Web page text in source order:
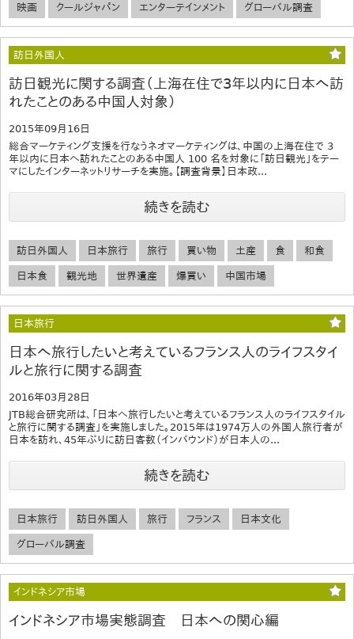
映画 クールジャパン エンターテインメント グローバル調査
訪日外国人
訪日観光に関する調査（上海在住で3年以内に日本へ訪
れたことのある中国人対象）
2015年09月16日
総合マーケティング支援を行なうネオマーケティングは、中国の上海在住で 3
年以内に日本へ訪れたことのある中国人 100 名を対象に「訪日観光」をテー
マにしたインターネットリサーチを実施。【調査背景】日本政...
続きを読む
訪日外国人 日本旅行 旅行 買い物 土産 食 和食
日本食 観光地 世界遺産 爆買い 中国市場
日本旅行
日本へ旅行したいと考えているフランス人のライフスタイ
ルと旅行に関する調査
2016年03月28日
JTB総合研究所は、「日本へ旅行したいと考えているフランス人のライフスタイル
と旅行に関する調査」を実施しました。2015年は1974万人の外国人旅行者が
日本を訪れ、45年ぶりに訪日客数（インバウンド）が日本人の...
続きを読む
日本旅行 訪日外国人 旅行 フランス 日本文化
グローバル調査
インドネシア市場
インドネシア市場実態調査 日本への関心編